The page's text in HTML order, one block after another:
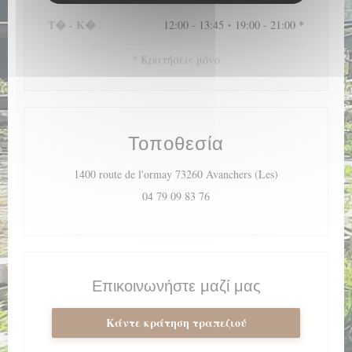
Τ� - Κ� 12:00 - 13:45 • 19:00 - 21:00 *
* Κρατήσεις μόνο
Τοποθεσία
1400 route de l'ormay 73260 Avanchers (Les) ((ανοίγει σε
04 79 09 83 76
Επικοινωνήστε μαζί μας
Κάντε κράτηση τραπεζιού